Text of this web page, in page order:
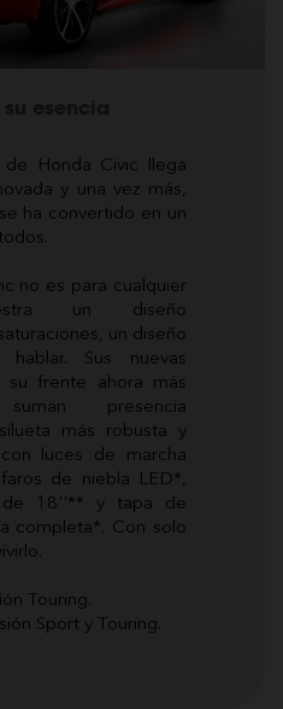
de Honda Civic llega
y una vez más,
ha convertido en un
no es para cualquier
un diseño
un diseño
Sus nuevas
su frente ahora más
presencia
más robusta y
luces de marcha
de niebla LED*,
de 18''** y tapa de
completa*. Con solo
Touring.
Sport y Touring.